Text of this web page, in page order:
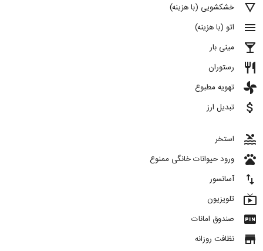
details خشکشویی (با هزینه)
menu اتو (با هزینه)
local_bar مینی بار
restaurant رستوران
toys تهویه مطبوع
attach_money تبدیل ارز
pool استخر
pets ورود حیوانات خانگی ممنوع
import_export آسانسور
live_tv تلویزیون
fiber_pin صندوق امانات
store نظافت روزانه